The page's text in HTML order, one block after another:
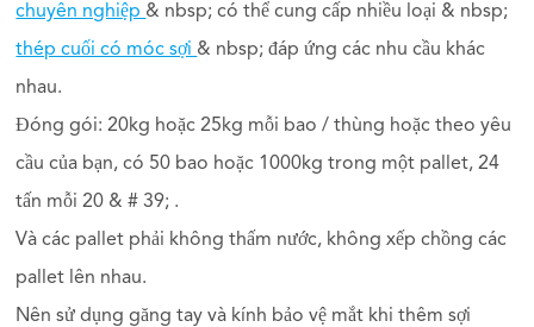
chuyên nghiệp & nbsp; có thể cung cấp nhiều loại & nbsp;
thép cuối có móc sợi & nbsp; đáp ứng các nhu cầu khác
nhau.
Đóng gói: 20kg hoặc 25kg mỗi bao / thùng hoặc theo yêu
cầu của bạn, có 50 bao hoặc 1000kg trong một pallet, 24
tấn mỗi 20 & # 39; .
Và các pallet phải không thấm nước, không xếp chồng các
pallet lên nhau.
Nên sử dụng găng tay và kính bảo vệ mắt khi thêm sợi